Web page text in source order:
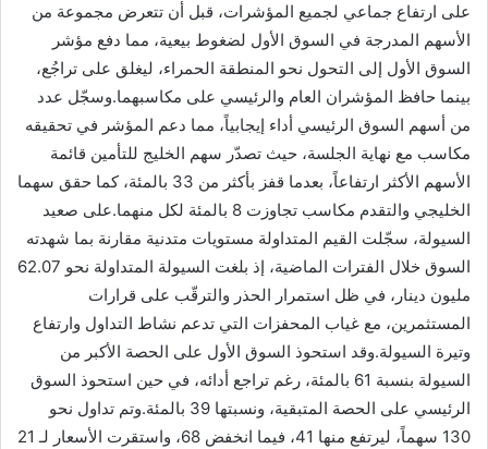
على ارتفاع جماعي لجميع المؤشرات، قبل أن تتعرض مجموعة من
الأسهم المدرجة في السوق الأول لضغوط بيعية، مما دفع مؤشر
السوق الأول إلى التحول نحو المنطقة الحمراء، ليغلق على تراجُع،
بينما حافظ المؤشران العام والرئيسي على مكاسبهما.وسجّل عدد
من أسهم السوق الرئيسي أداء إيجابياً، مما دعم المؤشر في تحقيقه
مكاسب مع نهاية الجلسة، حيث تصدّر سهم الخليج للتأمين قائمة
الأسهم الأكثر ارتفاعاً، بعدما قفز بأكثر من 33 بالمئة، كما حقق سهما
الخليجي والتقدم مكاسب تجاوزت 8 بالمئة لكل منهما.على صعيد
السيولة، سجّلت القيم المتداولة مستويات متدنية مقارنة بما شهدته
السوق خلال الفترات الماضية، إذ بلغت السيولة المتداولة نحو 62.07
مليون دينار، في ظل استمرار الحذر والترقّب على قرارات
المستثمرين، مع غياب المحفزات التي تدعم نشاط التداول وارتفاع
وتيرة السيولة.وقد استحوذ السوق الأول على الحصة الأكبر من
السيولة بنسبة 61 بالمئة، رغم تراجع أدائه، في حين استحوذ السوق
الرئيسي على الحصة المتبقية، ونسبتها 39 بالمئة.وتم تداول نحو
130 سهماً، ليرتفع منها 41، فيما انخفض 68، واستقرت الأسعار لـ 21